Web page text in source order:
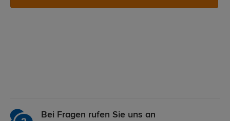
Bei Fragen rufen Sie uns an